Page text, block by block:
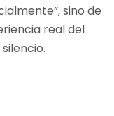
sino de
real del